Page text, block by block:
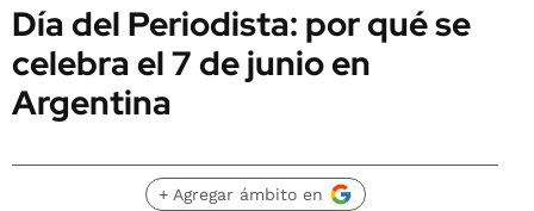
Día del Periodista: por qué se
celebra el 7 de junio en
Argentina
+ Agregar ámbito en